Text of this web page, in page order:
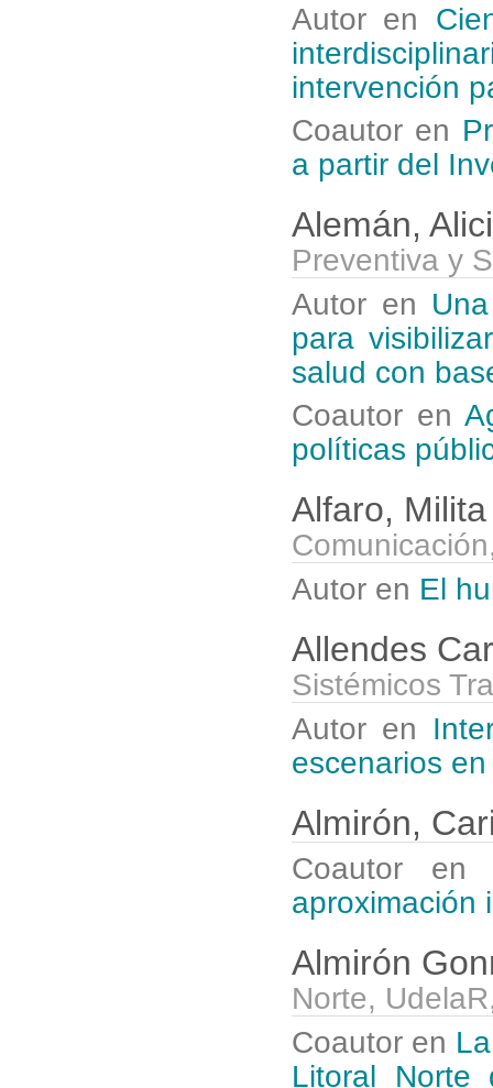
Autor en
intervención
Coautor en
a partir del
Alemán,
Preventiva y
Autor en
para
salud con
Coautor en
políticas
Alfaro,
Autor en El
Allendes
Sistémicos
Autor en
escenarios
Almirón,
Coautor
aproximación
Almirón
Norte,
Coautor en
Litoral Norte